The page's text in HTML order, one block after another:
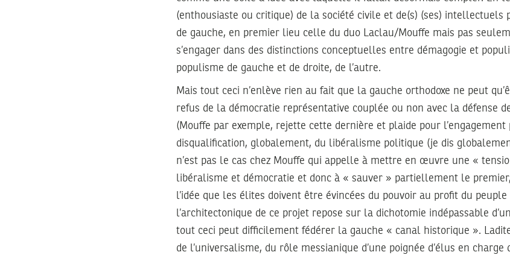
(enthousiaste ou critique) de la société civile et de(s) (ses) intellectuels
de gauche, en premier lieu celle du duo Laclau/Mouffe mais pas
s’engager dans des distinctions conceptuelles entre démagogie et
populisme de gauche et de droite, de l’autre.
Mais tout ceci n’enlève rien au fait que la gauche orthodoxe ne peut
refus de la démocratie représentative couplée ou non avec la défense
(Mouffe par exemple, rejette cette dernière et plaide pour l’engagement
disqualification, globalement, du libéralisme politique (je dis
n’est pas le cas chez Mouffe qui appelle à mettre en œuvre une «
libéralisme et démocratie et donc à « sauver » partiellement le
l’idée que les élites doivent être évincées du pouvoir au profit du
l’architectonique de ce projet repose sur la dichotomie indépassable
tout ceci peut difficilement fédérer la gauche « canal historique ».
de l’universalisme, du rôle messianique d’une poignée d’élus en